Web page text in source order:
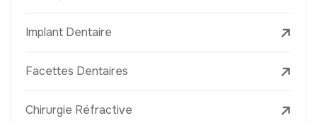
Implant Dentaire
Facettes Dentaires
Chirurgie Réfractive